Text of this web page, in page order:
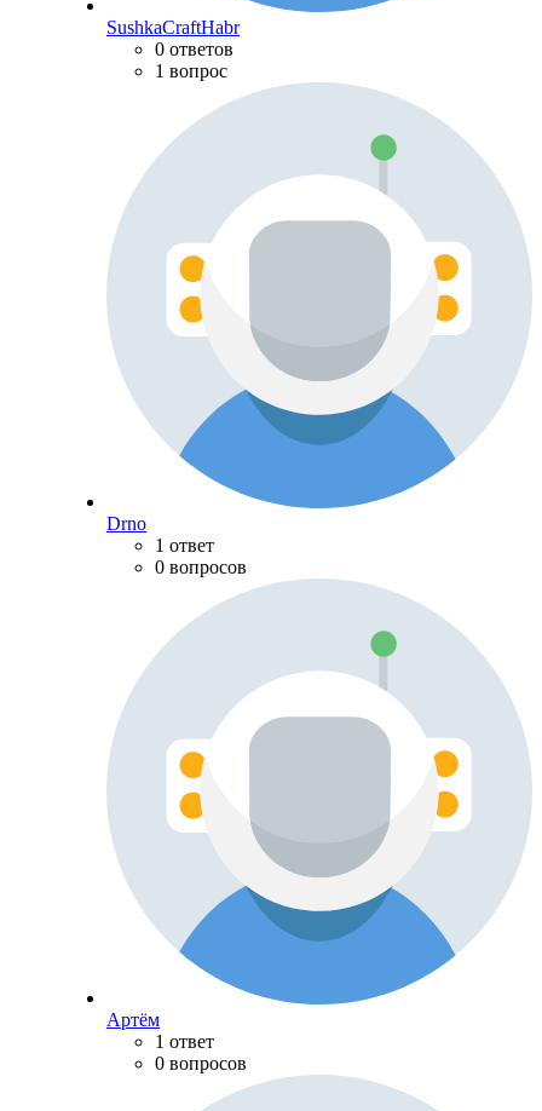
SushkaCraftHabr
0 ответов
1 вопрос
Drno
1 ответ
0 вопросов
Артём
1 ответ
0 вопросов